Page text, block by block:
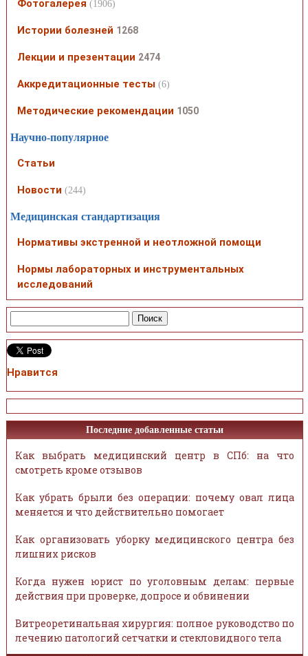
Фотогалерея (1906)
Истории болезней 1268
Лекции и презентации 2474
Аккредитационные тесты (6)
Методические рекомендации 1050
Научно-популярное
Статьи
Новости (244)
Медицинская стандартизация
Нормативы экстренной и неотложной помощи
Нормы лабораторных и инструментальных
исследований
Нравится
Последние добавленные статьи
Как выбрать медицинский центр в СПб: на что
смотреть кроме отзывов
Как убрать брыли без операции: почему овал лица
меняется и что действительно помогает
Как организовать уборку медицинского центра без
лишних рисков
Когда нужен юрист по уголовным делам: первые
действия при проверке, допросе и обвинении
Витреоретинальная хирургия: полное руководство по
лечению патологий сетчатки и стекловидного тела